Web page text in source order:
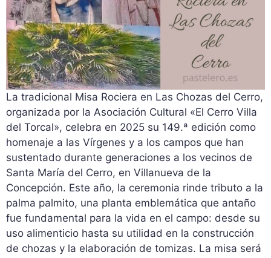
La tradicional Misa Rociera en Las Chozas del Cerro,
organizada por la Asociación Cultural «El Cerro Villa
del Torcal», celebra en 2025 su 149.ª edición como
homenaje a las Vírgenes y a los campos que han
sustentado durante generaciones a los vecinos de
Santa María del Cerro, en Villanueva de la
Concepción. Este año, la ceremonia rinde tributo a la
palma palmito, una planta emblemática que antaño
fue fundamental para la vida en el campo: desde su
uso alimenticio hasta su utilidad en la construcción
de chozas y la elaboración de tomizas. La misa será